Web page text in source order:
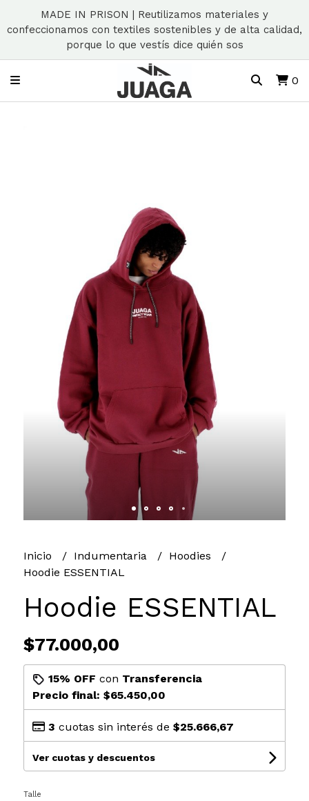
MADE IN PRISON | Reutilizamos materiales y
confeccionamos con textiles sostenibles y de alta calidad,
porque lo que vestís dice quién sos
0
Inicio Indumentaria
Hoodies
Hoodie ESSENTIAL
Hoodie ESSENTIAL
$77.000,00
15% OFF con Transferencia
Precio final: $65.450,00
3 cuotas sin interés de $25.666,67
Ver cuotas y descuentos
Talle